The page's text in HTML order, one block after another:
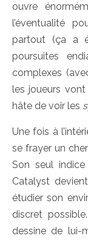
ouvre
l’éventualité
partout (ça a
poursuites
complexes
les joueurs
hâte de voir les
Une fois à
se frayer un
Son seul
Catalyst
étudier son
discret
dessine de lui-